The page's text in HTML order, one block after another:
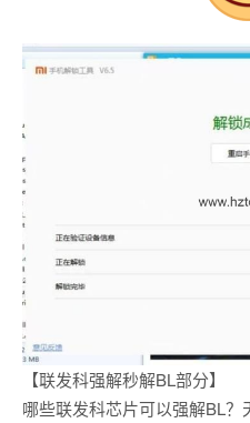
【联发科强解秒解BL部分】
哪些联发科芯片可以强解BL